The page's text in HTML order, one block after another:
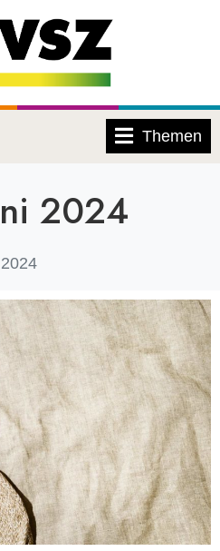
Themen
2024